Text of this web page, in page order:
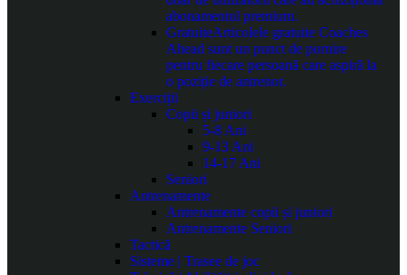
abonamentul premium.
GratuiteArticolele gratuite Coaches
Ahead sunt un punct de pornire
pentru fiecare persoană care aspiră la
o poziție de antrenor.
Exerciții
Copii și juniori
5-8 Ani
9-13 Ani
14-17 Ani
Seniori
Antrenamente
Antrenamente copii și juniori
Antrenamente Seniori
Tactică
Sisteme | Trasee de joc